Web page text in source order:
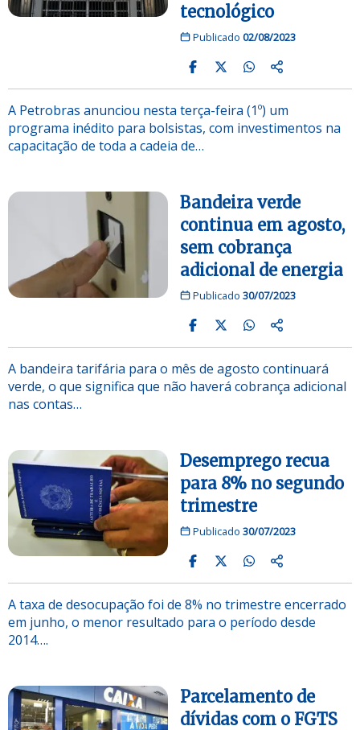
tecnológico
Publicado 02/08/2023
A Petrobras anunciou nesta terça-feira (1º) um
programa inédito para bolsistas, com investimentos na
capacitação de toda a cadeia de…
Bandeira verde
continua em agosto,
sem cobrança
adicional de energia
Publicado 30/07/2023
A bandeira tarifária para o mês de agosto continuará
verde, o que significa que não haverá cobrança adicional
nas contas…
Desemprego recua
para 8% no segundo
trimestre
Publicado 30/07/2023
A taxa de desocupação foi de 8% no trimestre encerrado
em junho, o menor resultado para o período desde
2014….
Parcelamento de
dívidas com o FGTS